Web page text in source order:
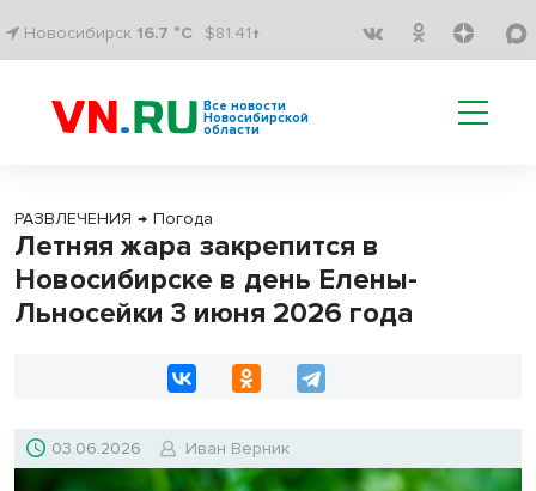
Новосибирск 16.7 °C $81.41↑
Все новости
Новосибирской
области
РАЗВЛЕЧЕНИЯ → Погода
Летняя жара закрепится в
Новосибирске в день Елены-
Льносейки 3 июня 2026 года
03.06.2026 Иван Верник